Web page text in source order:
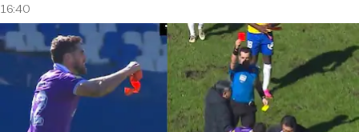
16:40